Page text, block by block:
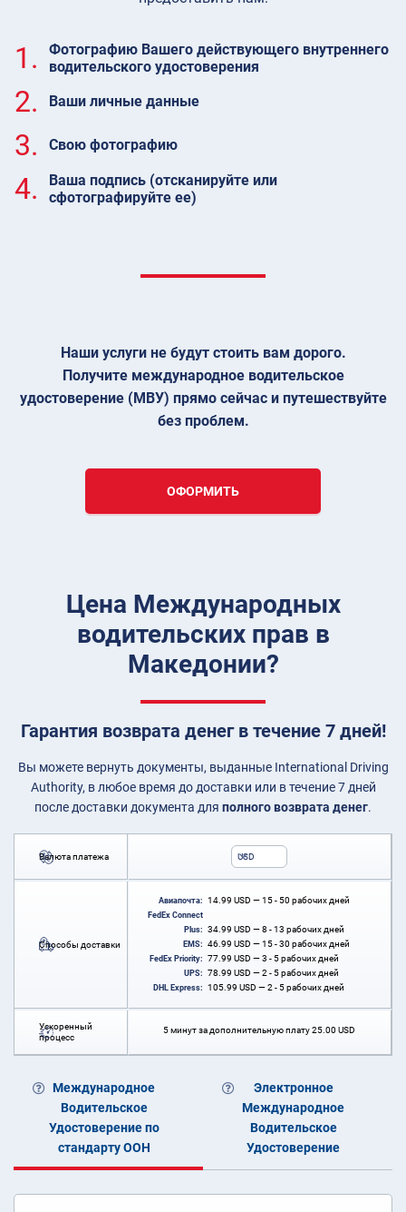
1.
Фотографию Вашего действующего внутреннего
водительского удостоверения
2. Ваши личные данные
3. Свою фотографию
4.
Ваша подпись (отсканируйте или
сфотографируйте ее)
Наши услуги не будут стоить вам дорого.
Получите международное водительское
удостоверение (МВУ) прямо сейчас и путешествуйте
без проблем.
ОФОРМИТЬ
Цена Международных
водительских прав в
Македонии?
Гарантия возврата денег в течение 7 дней!
Вы можете вернуть документы, выданные International Driving
Authority, в любое время до доставки или в течение 7 дней
после доставки документа для полного возврата денег.
Валюта платежа USD
Способы доставки
Авиапочта: 14.99 USD — 15 - 50 рабочих дней
FedEx Connect
Plus:
34.99 USD — 8 - 13 рабочих дней
EMS: 46.99 USD — 15 - 30 рабочих дней
FedEx Priority: 77.99 USD — 3 - 5 рабочих дней
UPS: 78.99 USD — 2 - 5 рабочих дней
DHL Express: 105.99 USD — 2 - 5 рабочих дней
Ускоренный
процесс
5 минут за дополнительную плату25.00 USD
Международное
Водительское
Удостоверение по
стандарту ООН
Электронное
Международное
Водительское
Удостоверение